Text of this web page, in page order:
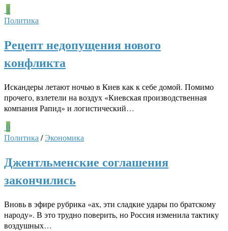
1
Политика
Рецепт недопущения нового
конфликта
Искандеры летают ночью в Киев как к себе домой. Помимо
прочего, взлетели на воздух «Киевская производственная
компания Рапид» и логистический…
0
Политика /Экономика
Джентльменские соглашения
закончились
Вновь в эфире рубрика «ах, эти сладкие удары по братскому
народу». В это трудно поверить, но Россия изменила тактику
воздушных…